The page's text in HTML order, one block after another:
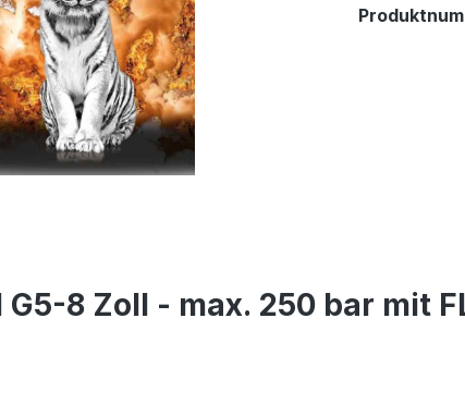
8 Zoll - max. 250 bar mit